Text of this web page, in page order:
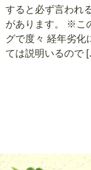
すると必ず言われ
があります。 ※こ
グで度々 経年劣化
ては説明いるので